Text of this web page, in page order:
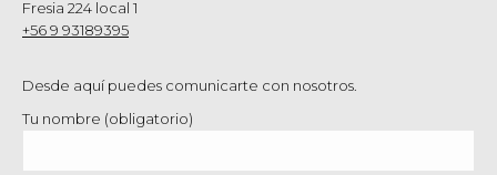
Fresia 224 local 1
+56 9 93189395
Desde aquí puedes comunicarte con nosotros.
Tu nombre (obligatorio)